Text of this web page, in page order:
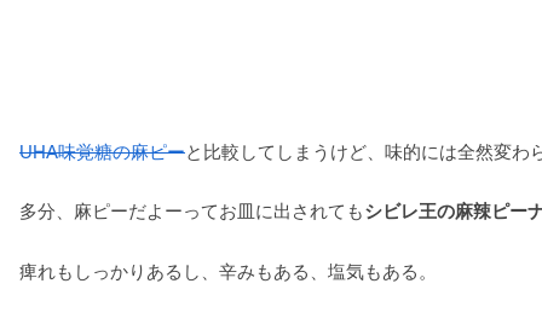
UHA味覚糖の麻ピーと比較してしまうけど、味的には全然変わ
多分、麻ピーだよーってお皿に出されてもシビレ王の麻辣ピー
痺れもしっかりあるし、辛みもある、塩気もある。